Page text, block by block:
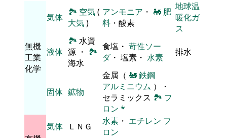
無機
工業
化学
気体 🏞 空気(
大気)
アンモニア ・ 🚂 肥
料 ・酸素
地球温
暖化ガ
ス
液体
🏞 水資
源 ・ 🏞
海水
食塩・ 苛性ソー
ダ・ 塩素・ 水素 排水
固体 鉱物
金属（ 🚂鉄鋼
アルミニウム ）・
セラミックス 🏞 フ
ロン *
気体 ＬＮＧ 水素 ・ エチレン フ
ロン